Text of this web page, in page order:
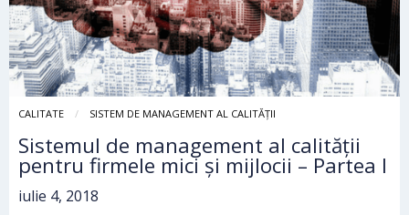
CALITATE SISTEM DE MANAGEMENT AL CALITĂȚII
Sistemul de management al calității
pentru firmele mici și mijlocii – Partea I
iulie 4, 2018